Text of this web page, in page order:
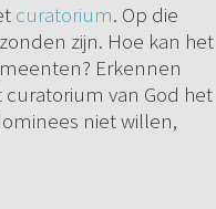
curatorium. Op die
zijn. Hoe kan het
Erkennen
van God het
niet willen,